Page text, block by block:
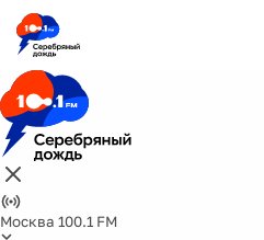
Москва 100.1 FM